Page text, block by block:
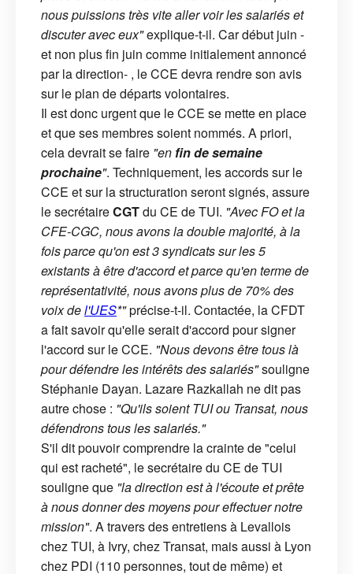
nous puissions très vite aller voir les salariés et
discuter avec eux"explique-t-il. Car début juin -
et non plus fin juin comme initialement annoncé
par la direction- , le CCE devra rendre son avis
sur le plan de départs volontaires.
Il est donc urgent que le CCE se mette en place
et que ses membres soient nommés. A priori,
cela devrait se faire "en fin de semaine
prochaine". Techniquement, les accords sur le
CCE et sur la structuration seront signés, assure
le secrétaireCGTdu CE de TUI. "Avec FO et la
CFE-CGC, nous avons la double majorité, à la
fois parce qu'on est 3 syndicats sur les 5
existants à être d'accord et parce qu'en terme de
représentativité, nous avons plus de 70% des
voix del'UES*"précise-t-il. Contactée, la CFDT
a fait savoir qu'elle serait d'accord pour signer
l'accord sur le CCE. "Nous devons être tous là
pour défendre les intérêts des salariés"souligne
Stéphanie Dayan. Lazare Razkallah ne dit pas
autre chose : "Qu'ils soient TUI ou Transat, nous
défendrons tous les salariés."
S'il dit pouvoir comprendre la crainte de "celui
qui est racheté", le secrétaire du CE de TUI
souligne que "la direction est à l'écoute et prête
à nous donner des moyens pour effectuer notre
mission". A travers des entretiens à Levallois
chez TUI, à Ivry, chez Transat, mais aussi à Lyon
chez PDI (110 personnes, tout de même) et